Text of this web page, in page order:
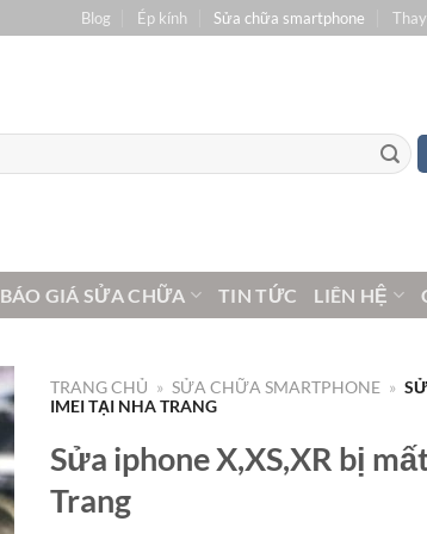
Blog Ép kính Sửa chữa smartphone
BÁO GIÁ SỬA CHỮA TIN TỨC LIÊN HỆ
TRANG CHỦ » SỬA CHỮA SMARTPHONE »
IMEI TẠI NHA TRANG
Sửa iphone X,XS,XR bị
Trang